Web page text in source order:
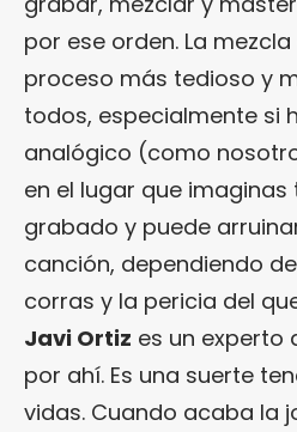
por ese orden. La
proceso más tedioso y
todos, especialmente si
analógico (como
en el lugar que
grabado y puede
canción, dependiendo
corras y la pericia del
Javi Ortiz es un experto
por ahí. Es una suerte
vidas. Cuando acaba la